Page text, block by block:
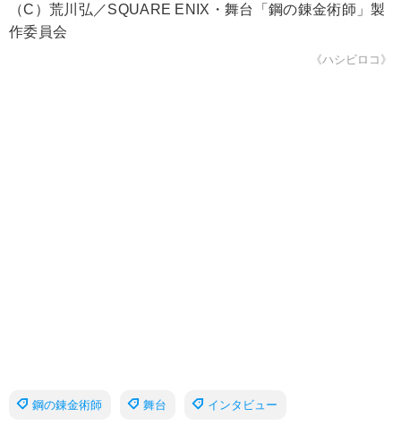
（C）荒川弘／SQUARE ENIX・舞台「鋼の錬金術師」製
作委員会
《ハシビロコ》
鋼の錬金術師 舞台 インタビュー